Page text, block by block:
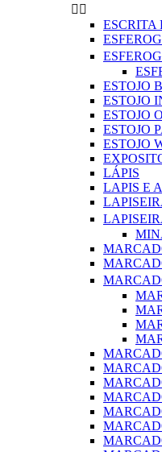
 
ESCRITA
ESTOJO
ESTOJO
ESTOJO
ESTOJO
ESTOJO
LÁPIS
LAPIS E